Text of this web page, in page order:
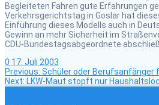
Begleiteten Fahren gute Erfahrungen
Verkehrsgerichtstag in Goslar hat
Einführung dieses Modells auch in
Gewinn an mehr Sicherheit im
CDU-Bundestagsabgeordnete
0 17. Juli 2003
Previous: Previous
post:
Schüler oder Berufsanfänger
Next: Next
LKW-Maut stopft nur